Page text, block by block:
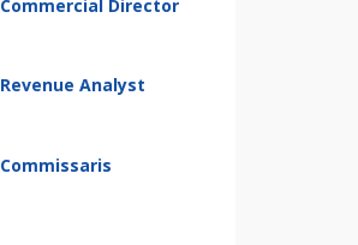
Commercial Director
Revenue Analyst
Commissaris